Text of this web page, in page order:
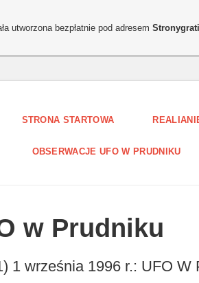
STRONA STARTOWA
OBSERWACJE UFO W PRUDNIKU
w Prudniku
1 września 1996 r.: UFO W
utworzona bezpłatnie pod adresem